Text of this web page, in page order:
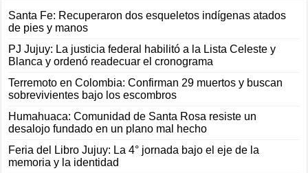
Santa Fe: Recuperaron dos esqueletos indígenas atados
de pies y manos
PJ Jujuy: La justicia federal habilitó a la Lista Celeste y
Blanca y ordenó readecuar el cronograma
Terremoto en Colombia: Confirman 29 muertos y buscan
sobrevivientes bajo los escombros
Humahuaca: Comunidad de Santa Rosa resiste un
desalojo fundado en un plano mal hecho
Feria del Libro Jujuy: La 4° jornada bajo el eje de la
memoria y la identidad